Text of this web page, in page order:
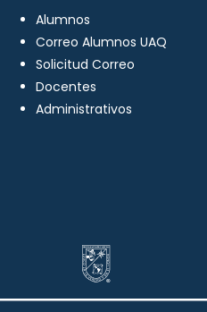
Alumnos
Correo Alumnos UAQ
Solicitud Correo
Docentes
Administrativos